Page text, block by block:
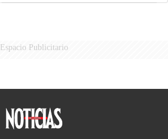
Espacio Publicitario